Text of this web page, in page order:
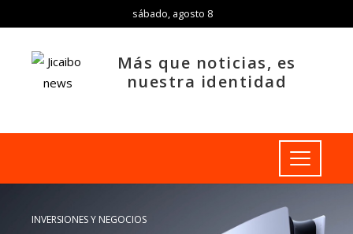
sábado, agosto 8
Más que noticias, es
nuestra identidad
INVERSIONES Y NEGOCIOS